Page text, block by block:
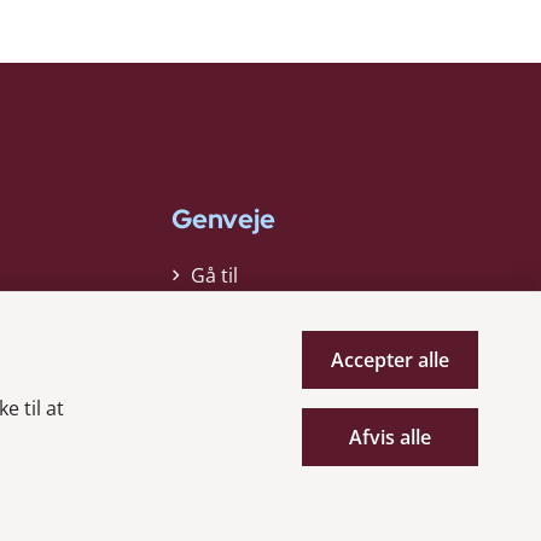
Genveje
Gå til
til at
Accepter alle
Afvis alle